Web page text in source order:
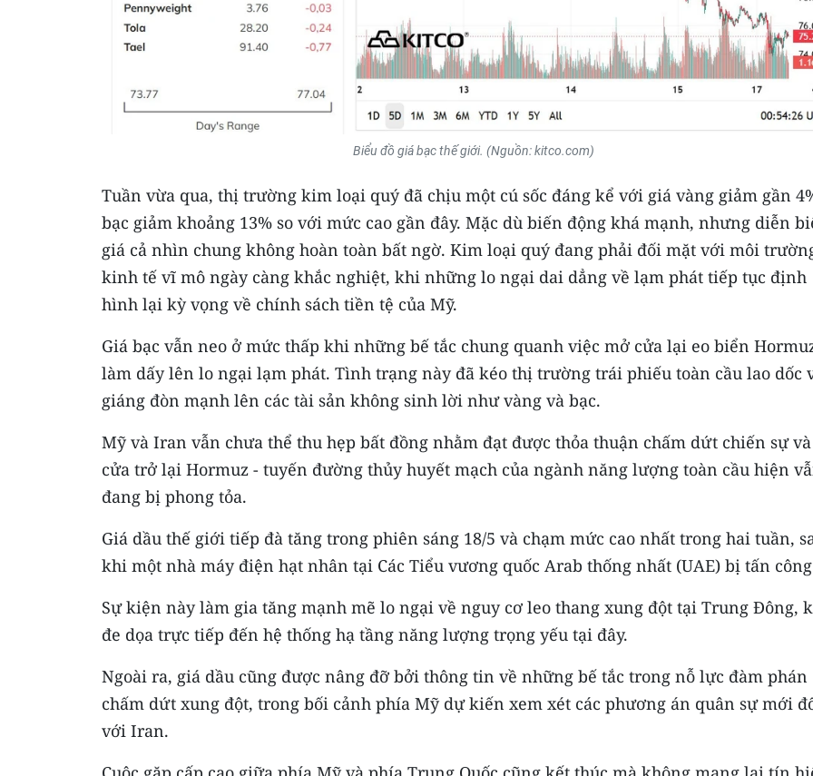
Biểu đồ giá bạc thế giới. (Nguồn: kitco.com)
Tuần vừa qua, thị trường kim loại quý đã chịu một cú sốc đáng kể với giá vàng giảm gần
bạc giảm khoảng 13% so với mức cao gần đây. Mặc dù biến động khá mạnh, nhưng diễn
giá cả nhìn chung không hoàn toàn bất ngờ. Kim loại quý đang phải đối mặt với môi
kinh tế vĩ mô ngày càng khắc nghiệt, khi những lo ngại dai dẳng về lạm phát tiếp tục định
hình lại kỳ vọng về chính sách tiền tệ của Mỹ.
Giá bạc vẫn neo ở mức thấp khi những bế tắc chung quanh việc mở cửa lại eo biển
làm dấy lên lo ngại lạm phát. Tình trạng này đã kéo thị trường trái phiếu toàn cầu lao dốc
giáng đòn mạnh lên các tài sản không sinh lời như vàng và bạc.
Mỹ và Iran vẫn chưa thể thu hẹp bất đồng nhằm đạt được thỏa thuận chấm dứt chiến sự
cửa trở lại Hormuz - tuyến đường thủy huyết mạch của ngành năng lượng toàn cầu hiện
đang bị phong tỏa.
Giá dầu thế giới tiếp đà tăng trong phiên sáng 18/5 và chạm mức cao nhất trong hai tuần,
khi một nhà máy điện hạt nhân tại Các Tiểu vương quốc Arab thống nhất (UAE) bị tấn
Sự kiện này làm gia tăng mạnh mẽ lo ngại về nguy cơ leo thang xung đột tại Trung Đông,
đe dọa trực tiếp đến hệ thống hạ tầng năng lượng trọng yếu tại đây.
Ngoài ra, giá dầu cũng được nâng đỡ bởi thông tin về những bế tắc trong nỗ lực đàm phán
chấm dứt xung đột, trong bối cảnh phía Mỹ dự kiến xem xét các phương án quân sự mới
với Iran.